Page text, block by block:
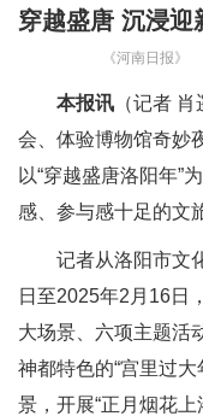
穿越盛唐 沉浸迎
《河南日报》
本报讯 （记者
会、体验博物馆奇
以“穿越盛唐洛阳年”
感、参与感十足的文
记者从洛阳市文化
日至2025年2月16日
大场景、六项主题活
神都特色的“宫里过大
景，开展“正月烟花